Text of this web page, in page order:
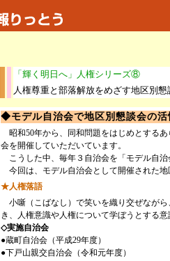
「輝く明日へ」人権シリーズ⑧
人権尊重と部落解放をめざす地区別
◆モデル自治会で地区別懇談会の
昭和50年から、同和問題をはじめとする
会を開催していただいています。
こうした中、毎年３自治会を「モデル自
今回は、モデル自治会として開催された
★人権落語
小噺（こばなし）で笑いを織り交ぜなが
き、人権意識や人権について学ぼうとする
◇実施自治会
●蔵町自治会（平成29年度）
●下戸山親交自治会（令和元年度）